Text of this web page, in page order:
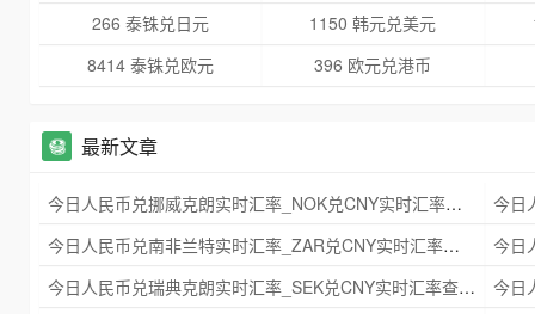
266 泰铢兑日元
1150 韩元兑美元
8414 泰铢兑欧元
396 欧元兑港币
最新文章
今日人民币兑挪威克朗实时汇率_NOK兑CNY实时汇率查询 2025年09月21日
今日人民币兑南非兰特实时汇率_ZAR兑CNY实时汇率查询 2025年09月21日
今日人民币兑瑞典克朗实时汇率_SEK兑CNY实时汇率查询 2025年09月21日